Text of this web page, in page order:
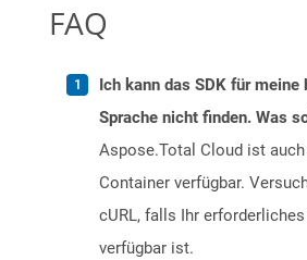
FAQ
Ich kann das SDK für meine
Sprache nicht finden. Was
Aspose.Total Cloud ist
Container verfügbar.
cURL, falls Ihr
verfügbar ist.